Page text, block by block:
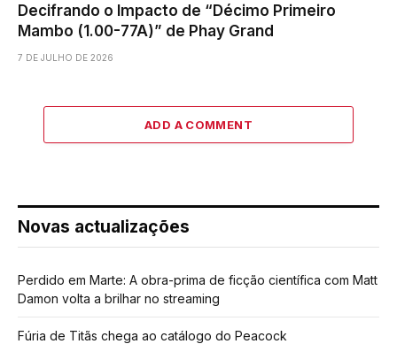
Decifrando o Impacto de “Décimo Primeiro
Mambo (1.00-77A)” de Phay Grand
7 DE JULHO DE 2026
ADD A COMMENT
Novas actualizações
Perdido em Marte: A obra-prima de ficção científica com Matt
Damon volta a brilhar no streaming
Fúria de Titãs chega ao catálogo do Peacock